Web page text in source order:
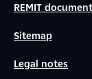
REMIT
Sitemap
Legal notes